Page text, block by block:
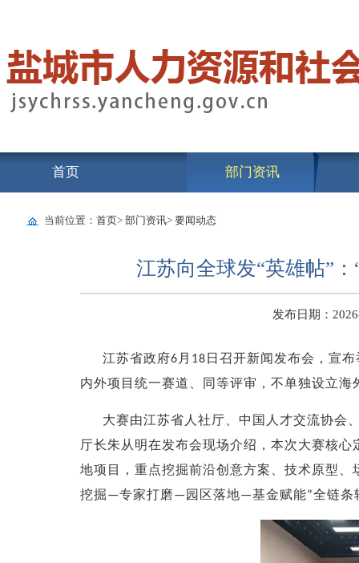
首页 部门资讯
当前位置： 首页> 部门资讯> 要闻动态
江苏向全球发“英雄帖”
发布日期：
江苏省政府6 月 18 日召开新闻发布会，宣布
内外项目统一赛道、同等评审，不单独设立海
大赛由江苏省人社厅、中国人才交流协会
厅长朱从明在发布会现场介绍，本次大赛核
地项目，重点挖掘前沿创意方案、技术原型、
挖掘—专家打磨—园区落地—基金赋能”全链条